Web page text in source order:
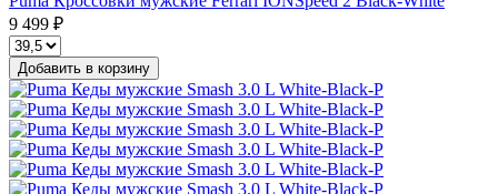
9 499 ₽
Добавить в корзину